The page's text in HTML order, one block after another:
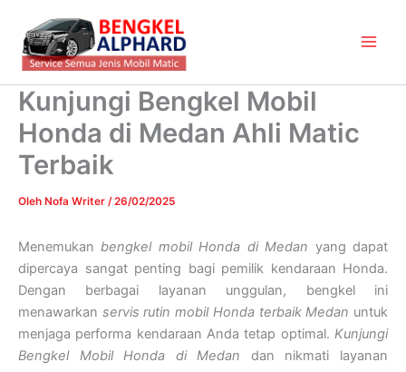
konten
Kunjungi Bengkel Mobil
Honda di Medan Ahli Matic
Terbaik
Oleh Nofa Writer /26/02/2025
Menemukanbengkel mobil Honda di Medan yang dapat
dipercaya sangat penting bagi pemilik kendaraan Honda.
Dengan berbagai layanan unggulan, bengkel ini
menawarkan servis rutin mobil Honda terbaik Medan untuk
menjaga performa kendaraan Anda tetap optimal. Kunjungi
Bengkel Mobil Honda di Medan dan nikmati layanan